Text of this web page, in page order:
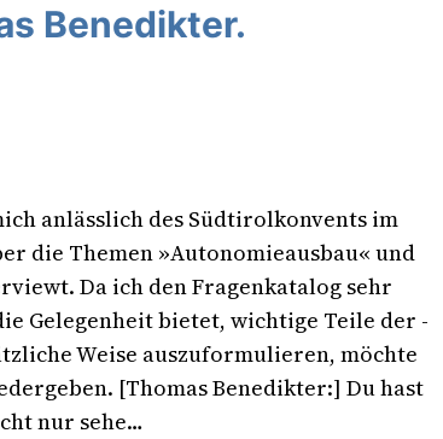
Benedikter.
anlässlich des Südtirolkonvents im
die Themen »Autonomieausbau« und
Da ich den Fragenkatalog sehr
Gelegenheit bietet, wichtige Teile der -
Weise auszuformulieren, möchte
[Thomas Benedikter:] Du hast
nur sehe…